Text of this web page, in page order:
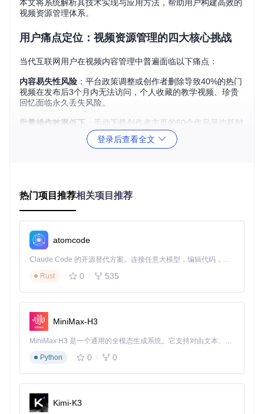
本文将系统解析其技术实现与应用方法，帮助用户构建高效的
视频资源管理体系。
用户痛点定位：视频资源管理的四大核心挑战
当代互联网用户在视频内容管理中普遍面临以下痛点：
内容易失性风险 ：平台政策调整或创作者删除导致40%的热门
视频在发布后3个月内无法访问，个人收藏的教学视频、珍贵
回忆面临永久丢失风险。
批量操作效率低下 ：手动下载创作者主页的50个作品平均耗时
2小时37分钟，重复的机械操作占用大量时间成本，且易出现
解决方案解析：四大核心功能技术实现
无水印高清下载模块
问题定位：平台默认下载的视频包含水印标识，影响二次使用
体验；第三方工具常因API接口（应用程序编程接口）变更导
致下载失败。
水印叠加层，直接获取原始视频流。核心实现位于dy-downloa
der/core/video_downloader.py
获取。
实操演示
程：
登录后查看全文
热门项目推荐相关项目推荐
atomcode
Claude Code 的开源替代方案。连接任意大模型，编辑代码，运行命令，自动验证 — 全自动执行。用 Rust 构建，极致性能。 ｜ An open-source alternative to Claude Code. Connect any LLM, edit code, run commands, and verify changes — autonomously. Built in Rust for speed. Get Started
Rust
0 535
MiniMax-H3
MiniMax H3 是一个通用的全模态生成系统。它支持对由文本、图像、视频和音频组成的多模态上下文进行统一理解，并能生成分辨率高达 2K、时长可达 15 秒的带原生立体声音频的视频。得益于面向任务泛化的系统设计，H3 在预训练阶段就已具备广泛的多模态上下文理解与生成能力，能够出色地执行复杂的多模态指令。
Python
0 0
Kimi-K3